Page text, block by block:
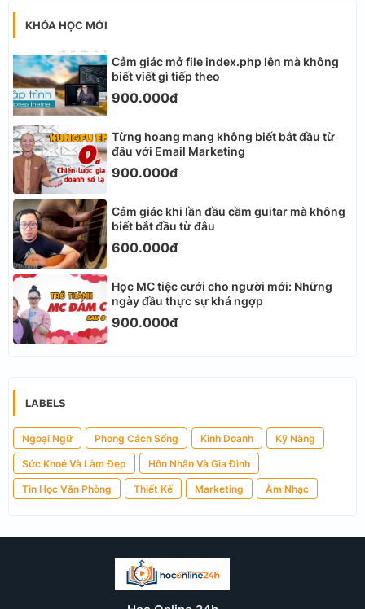
KHÓA HỌC MỚI
Cảm giác mở file index.php lên mà không
biết viết gì tiếp theo
900.000đ
Từng hoang mang không biết bắt đầu từ
đâu với Email Marketing
900.000đ
Cảm giác khi lần đầu cầm guitar mà không
biết bắt đầu từ đâu
600.000đ
Học MC tiệc cưới cho người mới: Những
ngày đầu thực sự khá ngợp
900.000đ
LABELS
Ngoại Ngữ Phong Cách Sống Kinh Doanh Kỹ Năng
Sức Khoẻ Và Làm Đẹp Hôn Nhân Và Gia Đình
Tin Học Văn Phòng Thiết Kế Marketing Âm Nhạc